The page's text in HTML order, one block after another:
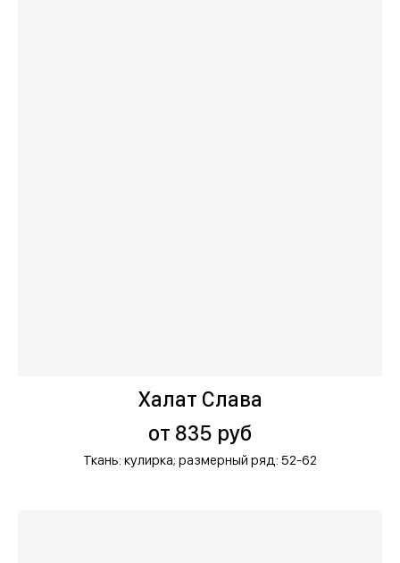
Халат Слава
от 835 руб
Ткань: кулирка; размерный ряд: 52-62